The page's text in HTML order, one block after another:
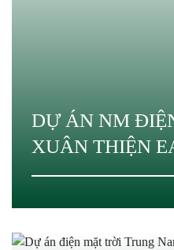
DỰ ÁN NM
XUÂN THIỆN